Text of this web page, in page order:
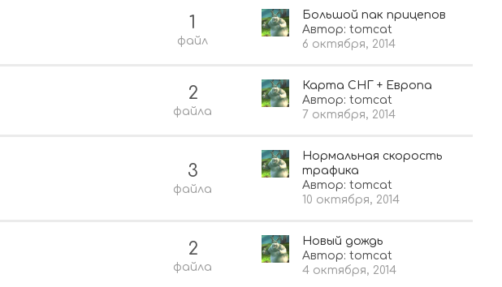
1
файл
Большой пак прицепов
Автор: tomcat
6 октября, 2014
2
файла
Карта СНГ + Европа
Автор: tomcat
7 октября, 2014
3
файла
Нормальная скорость
трафика
Автор: tomcat
10 октября, 2014
2
файла
Новый дождь
Автор: tomcat
4 октября, 2014